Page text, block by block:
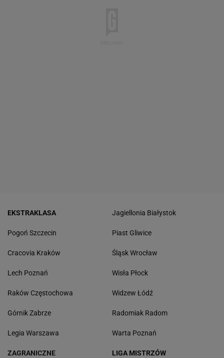
EKSTRAKLASA
Pogoń Szczecin
Cracovia Kraków
Lech Poznań
Raków Częstochowa
Górnik Zabrze
Legia Warszawa
Jagiellonia Białystok
Piast Gliwice
Śląsk Wrocław
Wisła Płock
Widzew Łódź
Radomiak Radom
Warta Poznań
ZAGRANICZNE LIGA MISTRZÓW